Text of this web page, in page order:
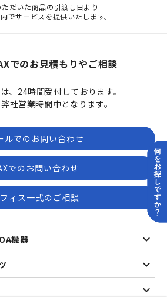
ただいた商品の引渡し日より
でサービスを提供いたします。
でのお見積もりやご相談
、24時間受付しております。
社営業時間中となります。
ルでのお問い合わせ
でのお問い合わせ
ィス一式のご相談
機器